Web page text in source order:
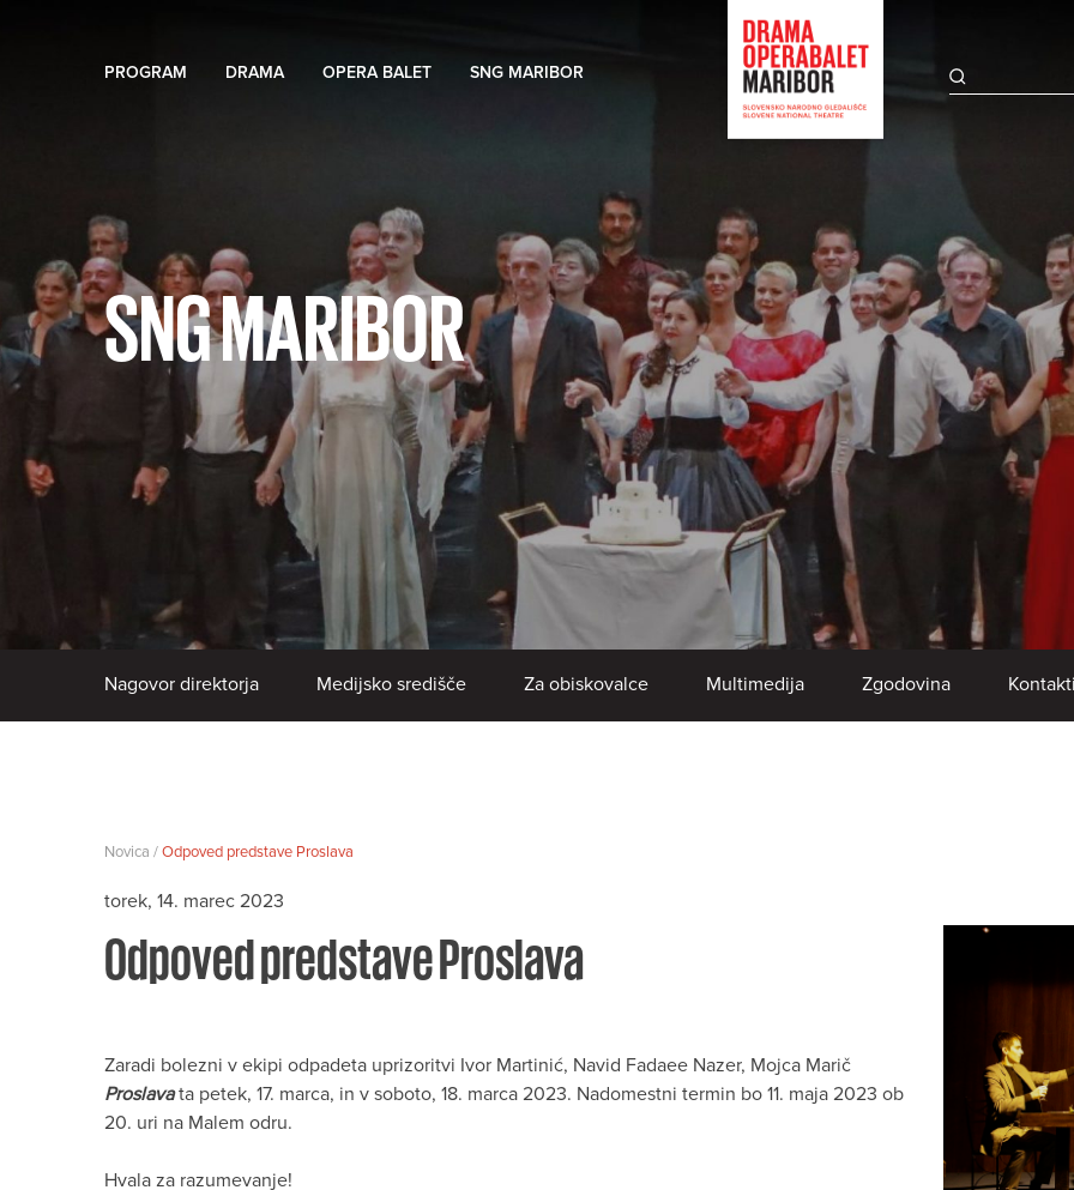
PROGRAM DRAMA OPERA BALET SNG MARIBOR
SNG MARIBOR
Nagovor direktorja Medijsko središče Za obiskovalce Multimedija Zgodovina
Novica /Odpoved predstave Proslava
torek, 14. marec 2023
Odpoved predstave Proslava
Zaradi bolezni v ekipi odpadeta uprizoritvi Ivor Martinić, Navid Fadaee Nazer, Mojca Marič
Proslavata petek, 17. marca, in v soboto, 18. marca 2023. Nadomestni termin bo 11. maja 2023 ob
20. uri na Malem odru.
Hvala za razumevanje!